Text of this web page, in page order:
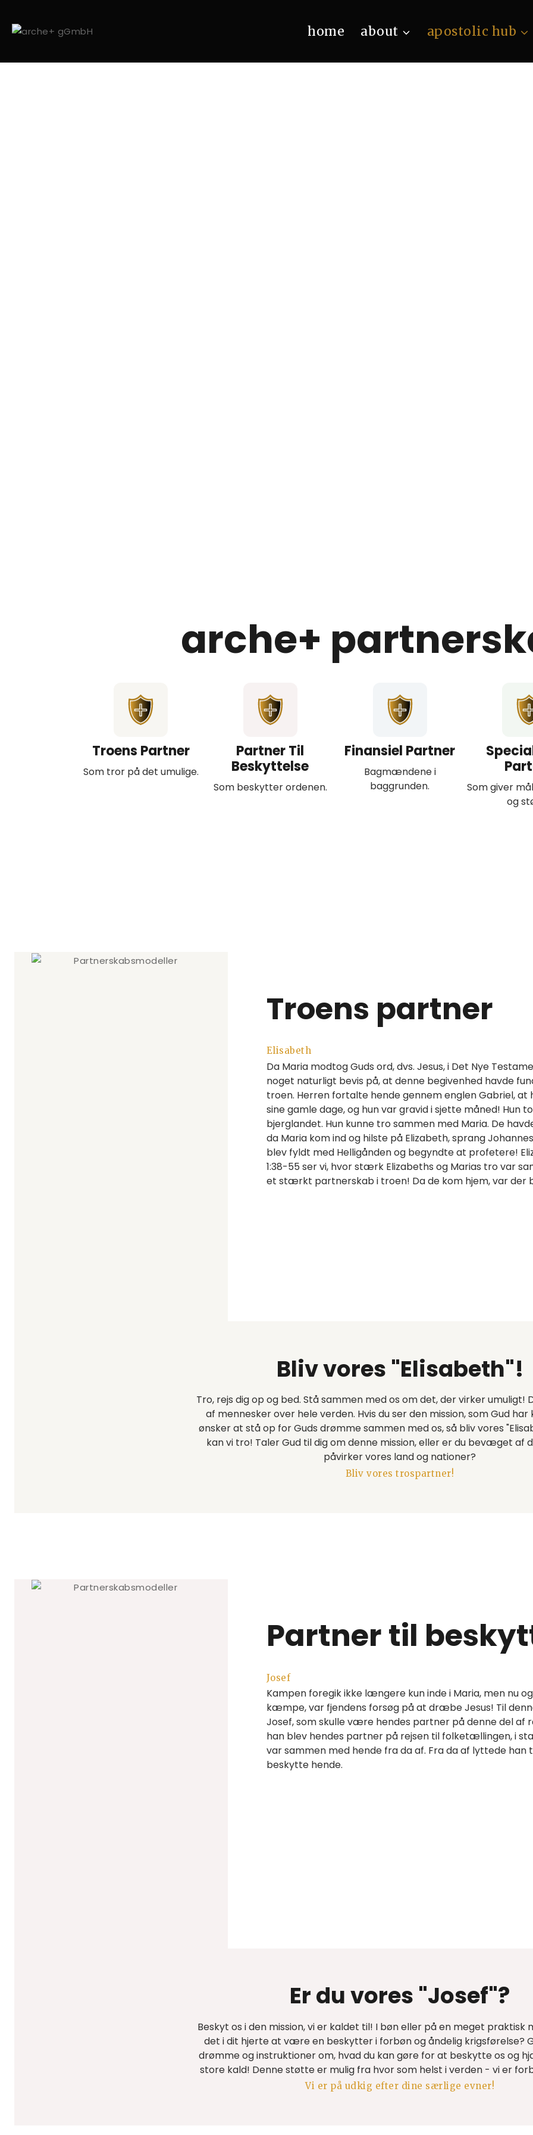
home about apostolic hub
arche+
Troens Partner
Som tror på det umulige.
Partner Til
Beskyttelse
Som beskytter ordenen.
Finansiel Partner
Bagmændene i
baggrunden.
Som giver
og
Troens partner
Elisabeth
Da Maria modtog Guds ord, dvs. Jesus, i Det Nye
noget naturligt bevis på, at denne begivenhed havde
troen. Herren fortalte hende gennem englen Gabriel, at
sine gamle dage, og hun var gravid i sjette måned! Hun
bjerglandet. Hun kunne tro sammen med Maria. De
da Maria kom ind og hilste på Elizabeth, sprang
blev fyldt med Helligånden og begyndte at profetere!
1:38-55 ser vi, hvor stærk Elizabeths og Marias tro var
et stærkt partnerskab i troen! Da de kom hjem, var der
Bliv vores "Elisabeth"!
Tro, rejs dig op og bed. Stå sammen med os om det, der virker umuligt!
af mennesker over hele verden. Hvis du ser den mission, som Gud har
ønsker at stå op for Guds drømme sammen med os, så bliv vores
kan vi tro! Taler Gud til dig om denne mission, eller er du bevæget af
påvirker vores land og nationer?
Bliv vores trospartner!
Partner til
Josef
Kampen foregik ikke længere kun inde i Maria, men nu
kæmpe, var fjendens forsøg på at dræbe Jesus! Til
Josef, som skulle være hendes partner på denne del af
han blev hendes partner på rejsen til folketællingen, i
var sammen med hende fra da af. Fra da af lyttede han
beskytte hende.
Er du vores "Josef"?
Beskyt os i den mission, vi er kaldet til! I bøn eller på en meget
det i dit hjerte at være en beskytter i forbøn og åndelig krigsførelse?
drømme og instruktioner om, hvad du kan gøre for at beskytte os og
store kald! Denne støtte er mulig fra hvor som helst i verden - vi er
Vi er på udkig efter dine særlige evner!